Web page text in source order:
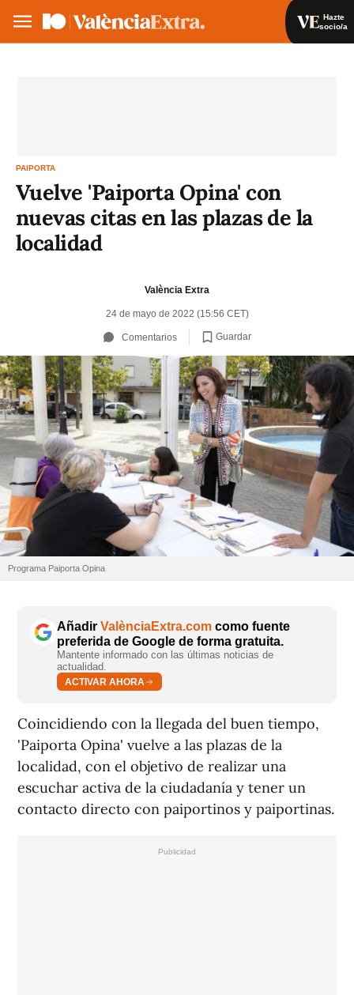
Hazte
socio/a
PAIPORTA
Vuelve 'Paiporta Opina' con
nuevas citas en las plazas de la
localidad
València Extra
24 de mayo de 2022 (15:56 CET)
Comentarios Guardar
Programa Paiporta Opina
Añadir ValènciaExtra.com como fuente
preferida de Google de forma gratuita.
Mantente informado con las últimas noticias de
actualidad.
ACTIVAR AHORA
Coincidiendo con la llegada del buen tiempo,
'Paiporta Opina' vuelve a las plazas de la
localidad, con el objetivo de realizar una
escuchar activa de la ciudadanía y tener un
contacto directo con paiportinos y paiportinas.